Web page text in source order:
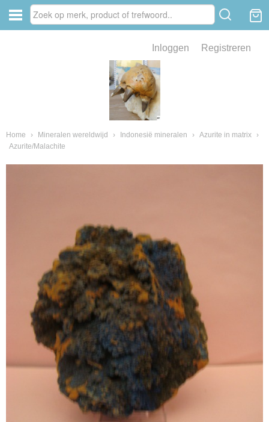
Inloggen Registreren
Home › Mineralen wereldwijd › Indonesië mineralen › Azurite in matrix
›
Azurite/Malachite
van fossielen en mineralen